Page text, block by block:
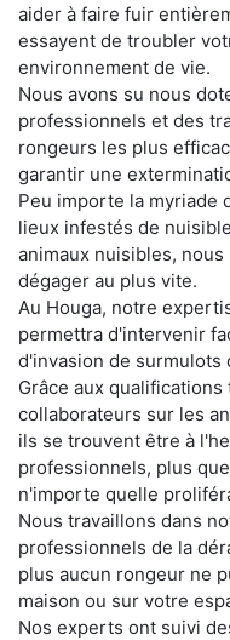
aider à faire fuir
essayent de troubler
environnement de vie.
Nous avons su nous
professionnels et des
rongeurs les plus
garantir une
Peu importe la myriade
lieux infestés de
animaux nuisibles,
dégager au plus vite.
Au Houga, notre
permettra d'intervenir
d'invasion de surmulots
Grâce aux
collaborateurs sur les
ils se trouvent être à
professionnels, plus
n'importe quelle
Nous travaillons dans
professionnels de la
plus aucun rongeur ne
maison ou sur votre
Nos experts ont suivi